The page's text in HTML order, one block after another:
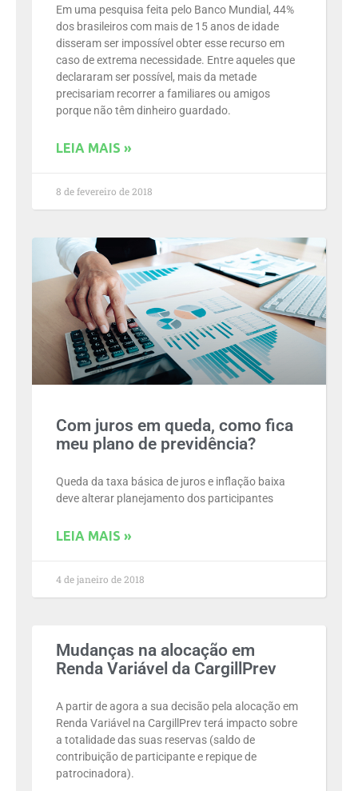
Em uma pesquisa feita pelo Banco Mundial, 44%
dos brasileiros com mais de 15 anos de idade
disseram ser impossível obter esse recurso em
caso de extrema necessidade. Entre aqueles que
declararam ser possível, mais da metade
precisariam recorrer a familiares ou amigos
porque não têm dinheiro guardado.
LEIA MAIS »
8 de fevereiro de 2018
Com juros em queda, como fica
meu plano de previdência?
Queda da taxa básica de juros e inflação baixa
deve alterar planejamento dos participantes
LEIA MAIS »
4 de janeiro de 2018
Mudanças na alocação em
Renda Variável da CargillPrev
A partir de agora a sua decisão pela alocação em
Renda Variável na CargillPrev terá impacto sobre
a totalidade das suas reservas (saldo de
contribuição de participante e repique de
patrocinadora).